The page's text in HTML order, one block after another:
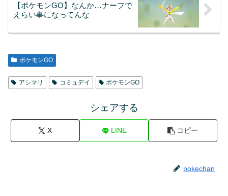
【ポケモンGO】なんか…ナーフで
えらい事になってんな
ポケモンGO
アシマリ コミュデイ ポケモンGO
シェアする
X LINE コピー
pokechan